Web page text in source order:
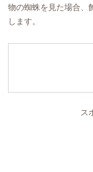
物の蜘蛛を見た場合、
します。
ス